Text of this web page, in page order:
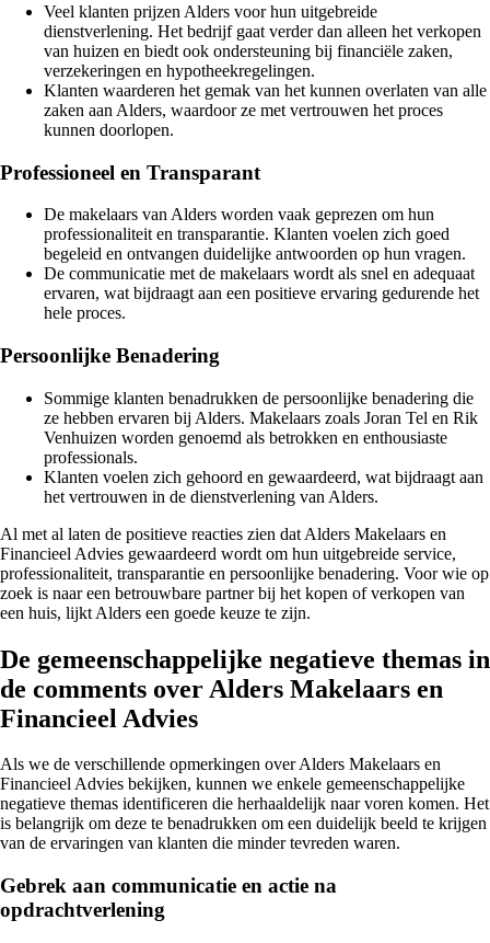
Veel klanten prijzen Alders voor hun uitgebreide
dienstverlening. Het bedrijf gaat verder dan alleen het verkopen
van huizen en biedt ook ondersteuning bij financiële zaken,
verzekeringen en hypotheekregelingen.
Klanten waarderen het gemak van het kunnen overlaten van alle
zaken aan Alders, waardoor ze met vertrouwen het proces
kunnen doorlopen.
Professioneel en Transparant
De makelaars van Alders worden vaak geprezen om hun
professionaliteit en transparantie. Klanten voelen zich goed
begeleid en ontvangen duidelijke antwoorden op hun vragen.
De communicatie met de makelaars wordt als snel en adequaat
ervaren, wat bijdraagt aan een positieve ervaring gedurende het
hele proces.
Persoonlijke Benadering
Sommige klanten benadrukken de persoonlijke benadering die
ze hebben ervaren bij Alders. Makelaars zoals Joran Tel en Rik
Venhuizen worden genoemd als betrokken en enthousiaste
professionals.
Klanten voelen zich gehoord en gewaardeerd, wat bijdraagt aan
het vertrouwen in de dienstverlening van Alders.
Al met al laten de positieve reacties zien dat Alders Makelaars en
Financieel Advies gewaardeerd wordt om hun uitgebreide service,
professionaliteit, transparantie en persoonlijke benadering. Voor wie op
zoek is naar een betrouwbare partner bij het kopen of verkopen van
een huis, lijkt Alders een goede keuze te zijn.
De gemeenschappelijke negatieve themas in
de comments over Alders Makelaars en
Financieel Advies
Als we de verschillende opmerkingen over Alders Makelaars en
Financieel Advies bekijken, kunnen we enkele gemeenschappelijke
negatieve themas identificeren die herhaaldelijk naar voren komen. Het
is belangrijk om deze te benadrukken om een duidelijk beeld te krijgen
van de ervaringen van klanten die minder tevreden waren.
Gebrek aan communicatie en actie na
opdrachtverlening